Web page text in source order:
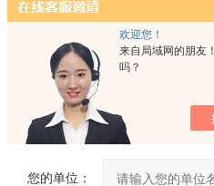
欢迎您！
来自局域网的朋友
吗？
列产品为全新升级产品，性能
产品：
您的单位：